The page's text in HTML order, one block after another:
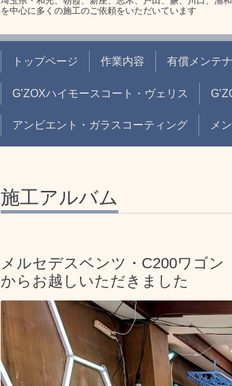
を中心に多くの施工のご依頼をいただいています
トップページ 作業内容 有償メンテ
G’ZOXハイモースコート・ヴェリス
アンビエント・ガラスコーティング メ
施工アルバム
メルセデスベンツ・C200ワゴ
からお越しいただきました